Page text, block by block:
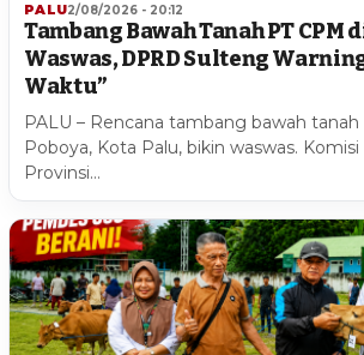
PALU2/08/2026 - 20:12
Tambang Bawah Tanah PT CPM
Waswas, DPRD Sulteng
Waktu”
PALU – Rencana tambang bawah tanah
Poboya, Kota Palu, bikin waswas.
Provinsi…